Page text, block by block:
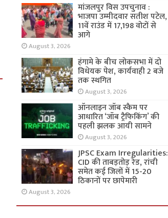
मांजलपुर विस उपचुनाव :
भाजपा उम्मीदवार सतीश पटेल,
11वें राउंड में 17,198 वोटों से
आगे
August 3, 2026
हंगामे के बीच लोकसभा में दो
विधेयक पेश, कार्यवाही 2 बजे
तक स्थगित
August 3, 2026
ऑनलाइन जॉब स्कैम पर
आधारित ‘जॉब ट्रैफिकिंग’ की
पहली झलक आयी सामने
August 3, 2026
JPSC Exam Irregularities:
CID की ताबड़तोड़ रेड, रांची
समेत कई जिलों में 15-20
ठिकानों पर छापेमारी
August 3, 2026